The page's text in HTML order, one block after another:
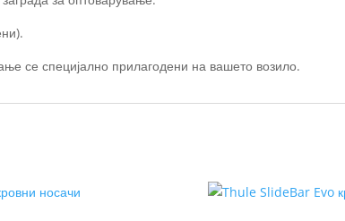
се специјално прилагодени на вашето возило.